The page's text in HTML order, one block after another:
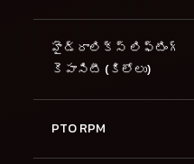
హైడ్రాలిక్స్ లిఫ్టింగ్
కెపాసిటీ (కిలోలు)
PTO RPM